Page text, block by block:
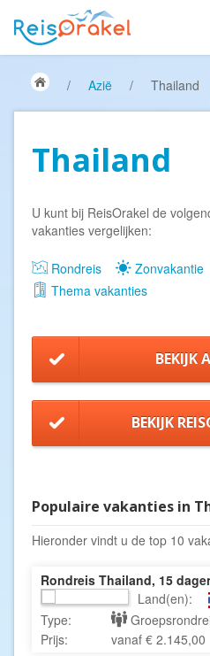
/ Azië / Thailand
Thailand
U kunt bij ReisOrakel de
vakanties vergelijken:
Rondreis Zonvakantie
Thema vakanties
BEKIJK
BEKIJK
Populaire vakanties in
Hieronder vindt u de top 10
Rondreis Thailand, 15
Land(en):
Type:
Prijs:
vanaf € 2.145,00